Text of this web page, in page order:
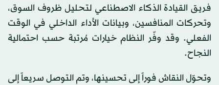
فريق القيادة الذكاء الاصطناعي لتحليل ظروف السوق،
وتحركات المنافسين، وبيانات الأداء الداخلي في الوقت
الفعلي. وقد وفّر النظام خيارات مُرتبة حسب احتمالية
النجاح.
وتحوّل النقاش فوراً إلى تحسينها، وتم التوصل سريعاً إلى